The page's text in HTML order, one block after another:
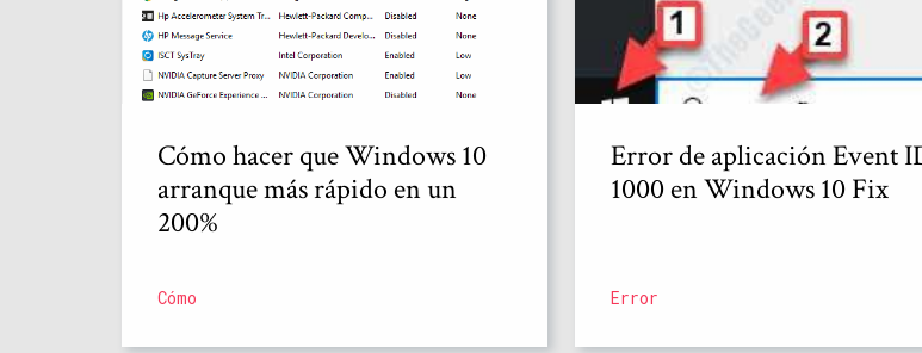
Cómo hacer que Windows 10
arranque más rápido en un
200%
Cómo
Error de aplicación Event
1000 en Windows 10 Fix
Error